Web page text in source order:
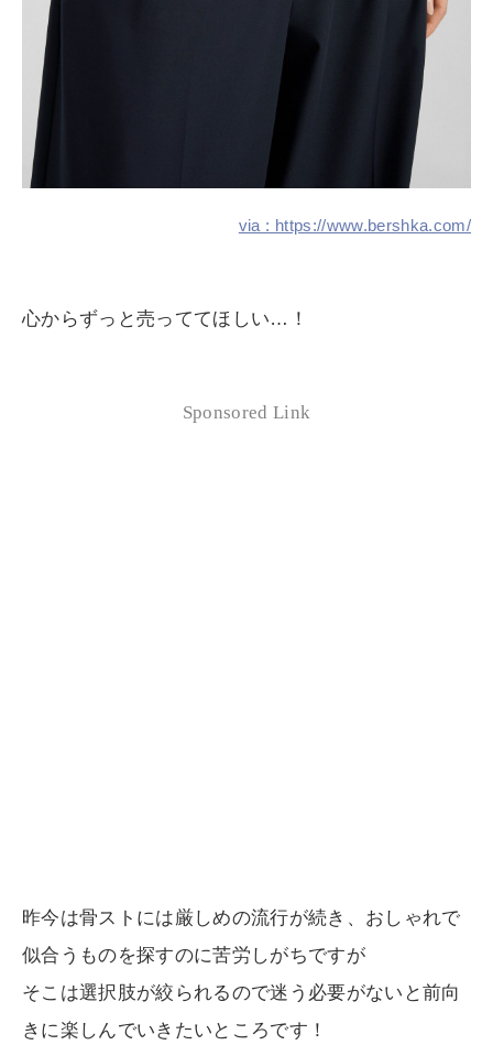
via : https://www.bershka.com/
心からずっと売っててほしい…！
Sponsored Link
昨今は骨ストには厳しめの流行が続き、おしゃれで
似合うものを探すのに苦労しがちですが
そこは選択肢が絞られるので迷う必要がないと前向
きに楽しんでいきたいところです！